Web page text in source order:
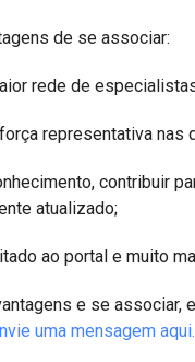
de se associar:
rede de
representativa
contribuir
atualizado;
ao portal e muito
e se associar,
uma mensagem aqui.